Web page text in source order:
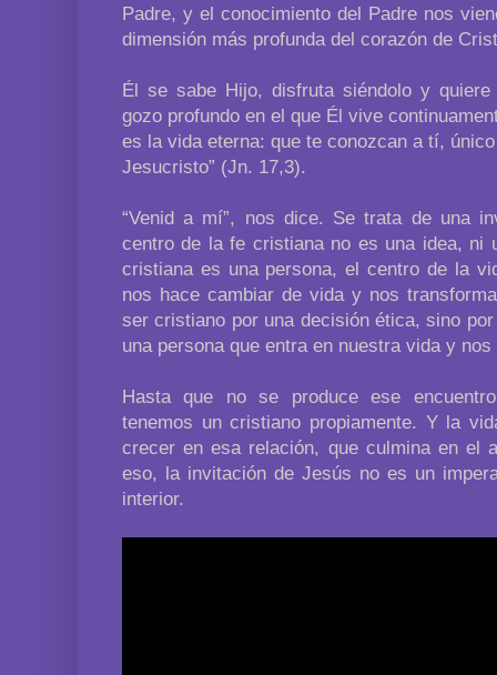
Padre, y el conocimiento del Padre nos
dimensión más profunda del corazón de
Él se sabe Hijo, disfruta siéndolo y
gozo profundo en el que Él vive
es la vida eterna: que te conozcan a tí,
Jesucristo” (Jn. 17,3).
“Venid a mí”, nos dice. Se trata de una
centro de la fe cristiana no es una idea, ni
cristiana es una persona, el centro de la
nos hace cambiar de vida y nos
ser cristiano por una decisión ética, sino
una persona que entra en nuestra vida y
Hasta que no se produce ese
tenemos un cristiano propiamente. Y la
crecer en esa relación, que culmina en el
eso, la invitación de Jesús no es un
interior.